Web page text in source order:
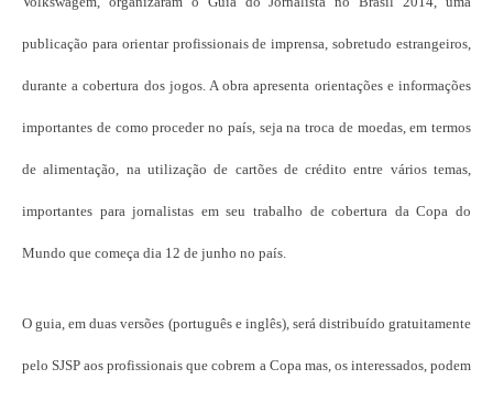
publicação para orientar profissionais de imprensa, sobretudo estrangeiros,
durante a cobertura dos jogos. A obra apresenta orientações e informações
importantes de como proceder no país, seja na troca de moedas, em termos
de alimentação, na utilização de cartões de crédito entre vários temas,
importantes para jornalistas em seu trabalho de cobertura da Copa do
Mundo que começa dia 12 de junho no país.
O guia, em duas versões (português e inglês), será distribuído gratuitamente
pelo SJSP aos profissionais que cobrem a Copa mas, os interessados, podem